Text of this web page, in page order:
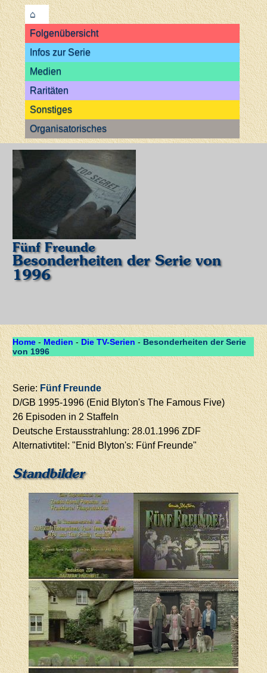
⌂
Folgenübersicht
Infos zur Serie
Medien
Raritäten
Sonstiges
Organisatorisches
Fünf Freunde
Besonderheiten der Serie von
1996
Home - Medien - Die TV-Serien - Besonderheiten der Serie
von 1996
Serie:Fünf Freunde
D/GB 1995-1996 (Enid Blyton's The Famous Five)
26 Episoden in 2 Staffeln
Deutsche Erstausstrahlung: 28.01.1996 ZDF
Alternativtitel: "Enid Blyton's: Fünf Freunde"
Standbilder